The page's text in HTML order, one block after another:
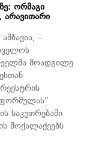
ორმაგი
არავითარი
-
მოადგილე
საკუთრებაში
მოქალაქეებს